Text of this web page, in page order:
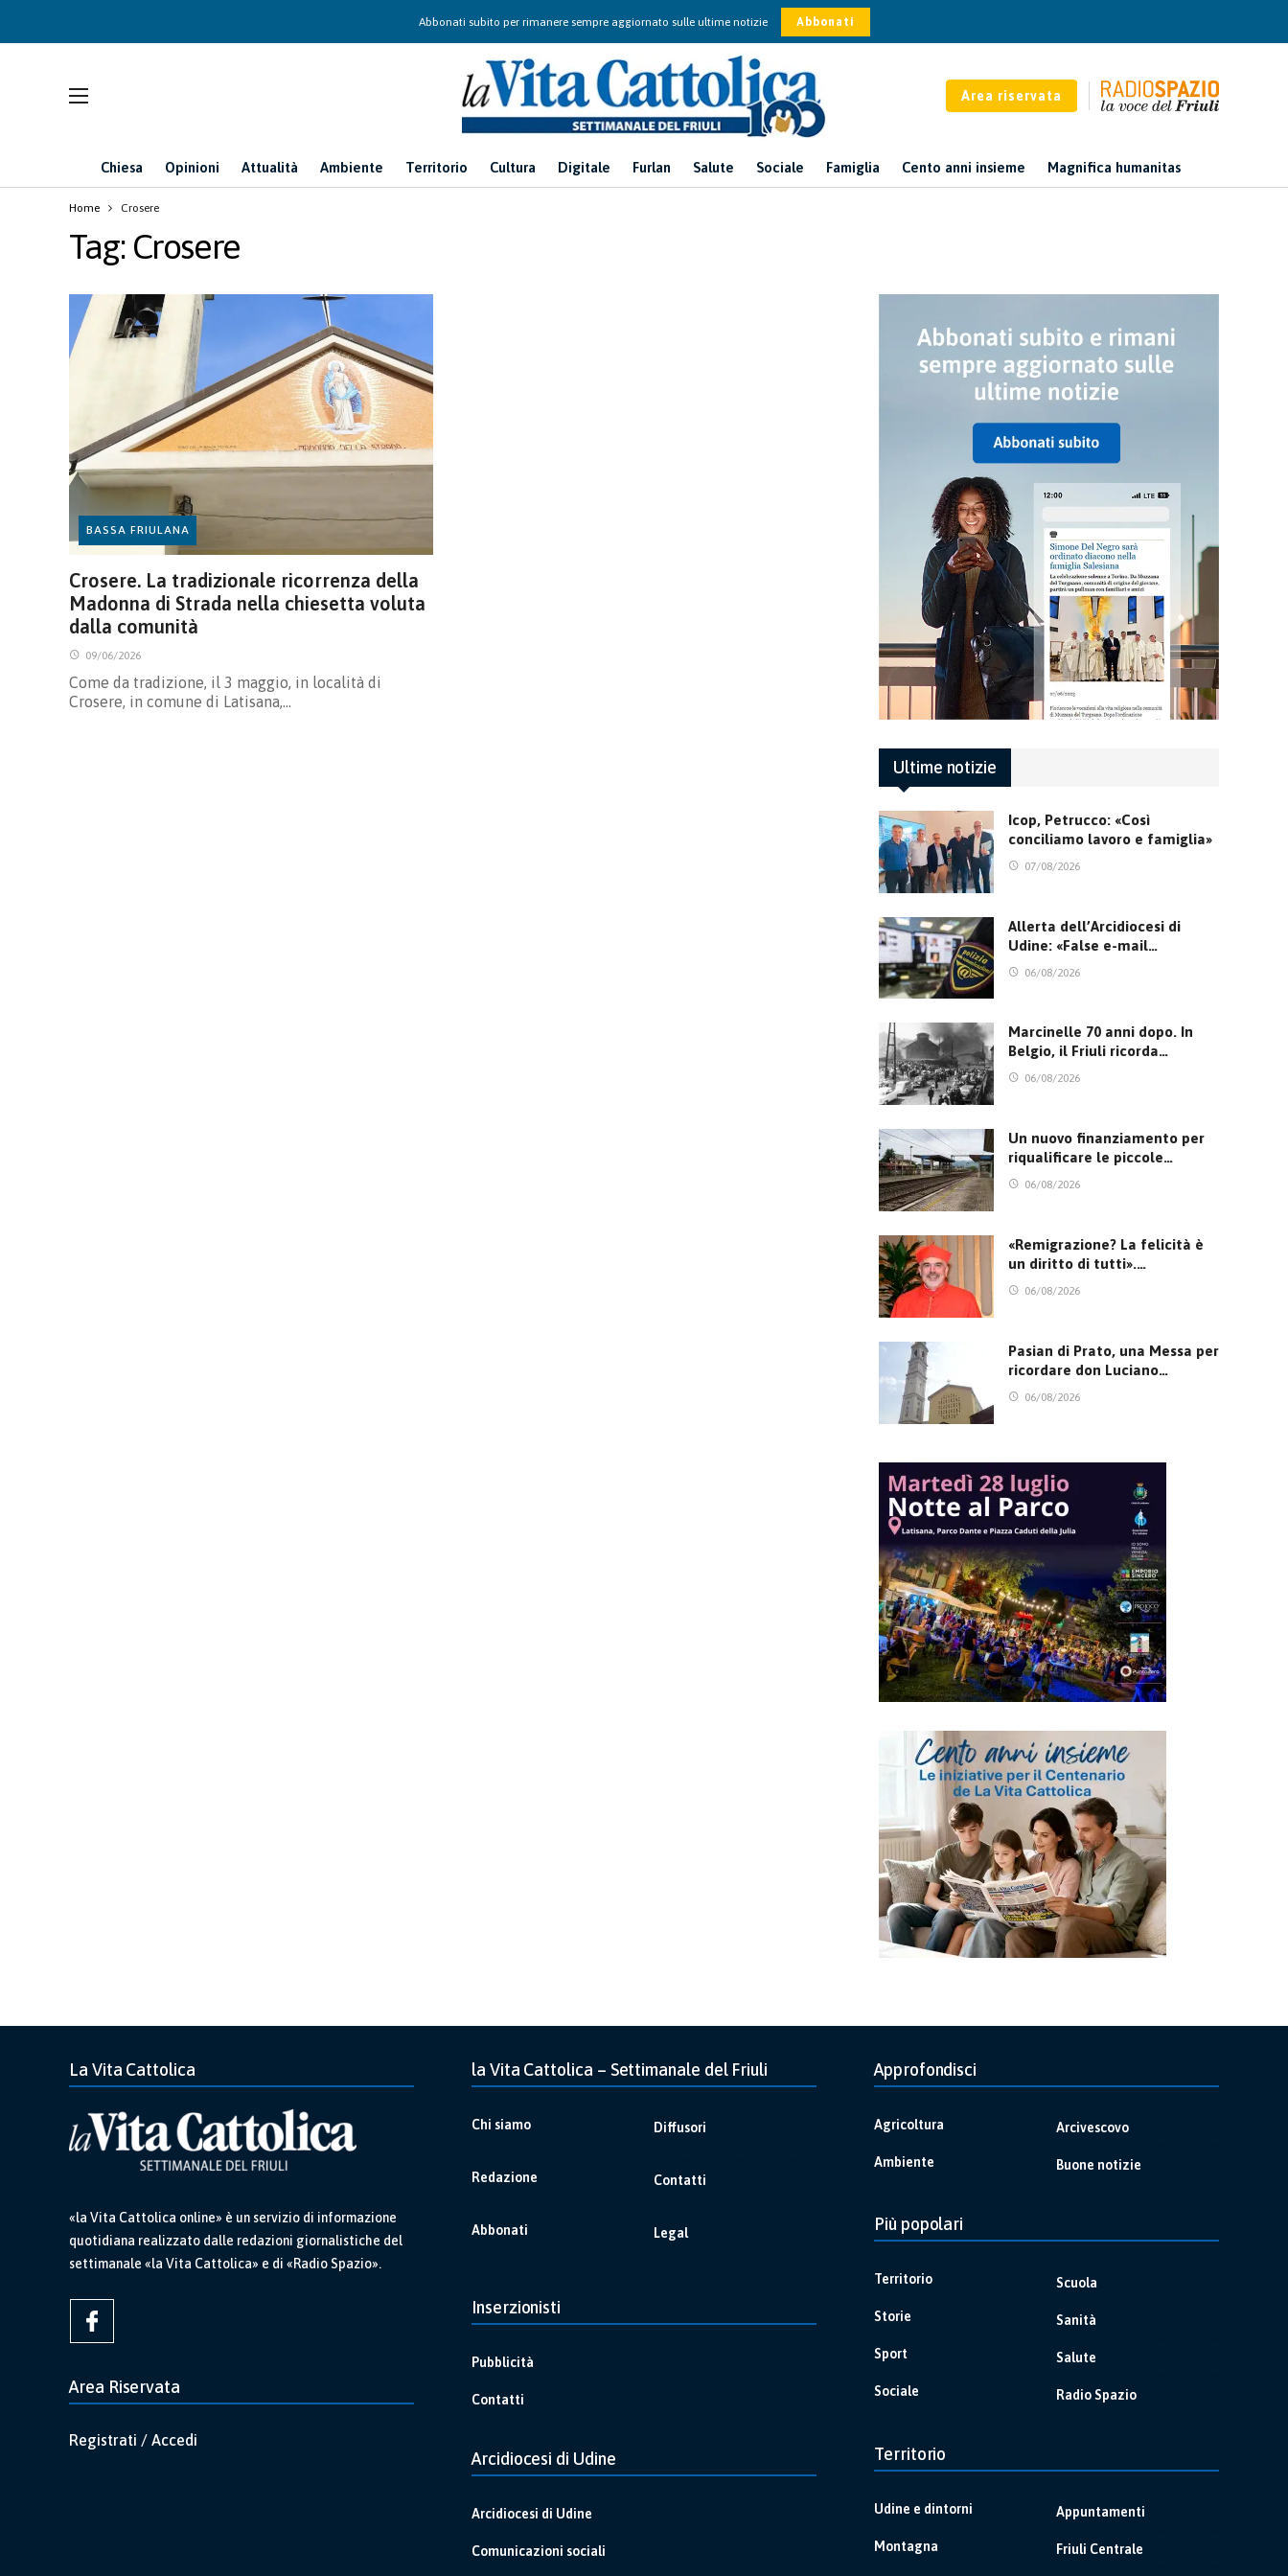
Abbonati subito per rimanere sempre aggiornato sulle ultime notizie Abbonati
Area riservata
Chiesa Opinioni Attualità Ambiente Territorio Cultura Digitale Furlan Salute Sociale Famiglia Cento anni insieme Magnifica humanitas
Home Crosere
Tag: Crosere
BASSA FRIULANA
Crosere. La tradizionale ricorrenza della
Madonna di Strada nella chiesetta voluta
dalla comunità
09/06/2026
Come da tradizione, il 3 maggio, in località di
Crosere, in comune di Latisana,…
Ultime notizie
Icop, Petrucco: «Così
conciliamo lavoro e famiglia»
07/08/2026
Allerta dell’Arcidiocesi di
Udine: «False e-mail…
06/08/2026
Marcinelle 70 anni dopo. In
Belgio, il Friuli ricorda…
06/08/2026
Un nuovo finanziamento per
riqualificare le piccole…
06/08/2026
«Remigrazione? La felicità è
un diritto di tutti».…
06/08/2026
Pasian di Prato, una Messa per
ricordare don Luciano…
06/08/2026
La Vita Cattolica
«la Vita Cattolica online» è un servizio di informazione
quotidiana realizzato dalle redazioni giornalistiche del
settimanale «la Vita Cattolica» e di «Radio Spazio».
Area Riservata
Registrati / Accedi
la Vita Cattolica – Settimanale del Friuli
Chi siamo
Redazione
Abbonati
Diffusori
Contatti
Legal
Inserzionisti
Pubblicità
Contatti
Arcidiocesi di Udine
Arcidiocesi di Udine
Comunicazioni sociali
Approfondisci
Agricoltura
Ambiente
Arcivescovo
Buone notizie
Più popolari
Territorio
Storie
Sport
Sociale
Scuola
Sanità
Salute
Radio Spazio
Territorio
Udine e dintorni
Montagna
Appuntamenti
Friuli Centrale